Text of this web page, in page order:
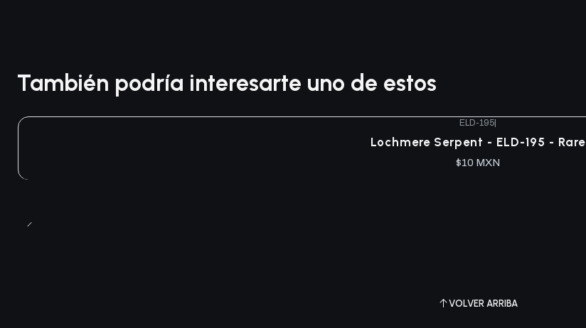
También podría interesarte uno de estos
ELD-195
Lochmere Serpent - ELD-195 - Rare
$10 MXN
VOLVER ARRIBA